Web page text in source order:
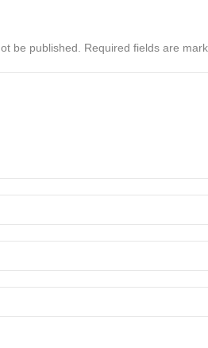
be published. Required fields are